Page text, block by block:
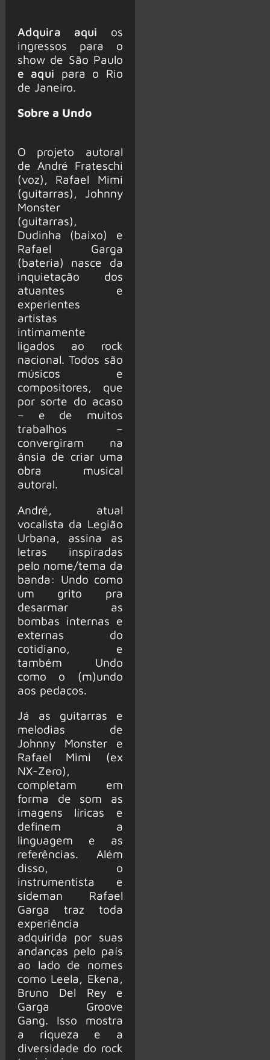
Adquira aqui os
ingressos para o
show de São Paulo
e aqui para o Rio
de Janeiro.
Sobre a Undo
O projeto autoral
de André Frateschi
(voz), Rafael Mimi
(guitarras), Johnny
Monster
(guitarras),
Dudinha (baixo) e
Rafael Garga
(bateria) nasce da
inquietação dos
atuantes e
experientes
artistas
intimamente
ligados ao rock
nacional. Todos são
músicos e
compositores, que
por sorte do acaso
– e de muitos
trabalhos –
convergiram na
ânsia de criar uma
obra musical
autoral.
André, atual
vocalista da Legião
Urbana, assina as
letras inspiradas
pelo nome/tema da
banda: Undo como
um grito pra
desarmar as
bombas internas e
externas do
cotidiano, e
também Undo
como o (m)undo
aos pedaços.
Já as guitarras e
melodias de
Johnny Monster e
Rafael Mimi (ex
NX-Zero),
completam em
forma de som as
imagens líricas e
definem a
linguagem e as
referências. Além
disso, o
instrumentista e
sideman Rafael
Garga traz toda
experiência
adquirida por suas
andanças pelo país
ao lado de nomes
como Leela, Ekena,
Bruno Del Rey e
Garga Groove
Gang. Isso mostra
a riqueza e a
diversidade do rock